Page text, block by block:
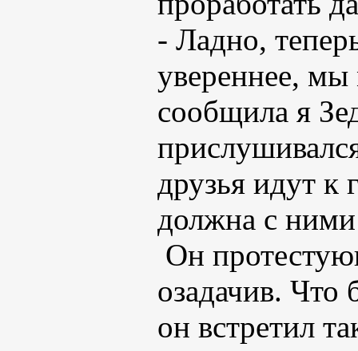
- Ладно,
увереннее,
сообщила я
друзья идут к
должна с ними
Он
озадачив. Что
он встретил